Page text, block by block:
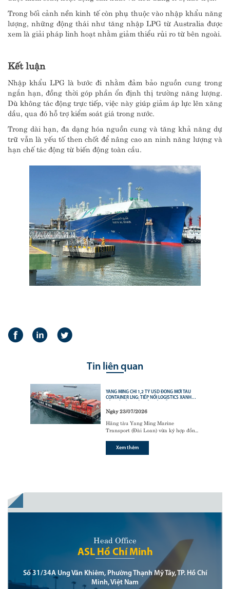
Trong bối cảnh nền kinh tế còn phụ thuộc vào nhập khẩu năng
lượng, những động thái như tăng nhập LPG từ Australia được
xem là giải pháp linh hoạt nhằm giảm thiểu rủi ro từ bên ngoài.
Kết luận
Nhập khẩu LPG là bước đi nhằm đảm bảo nguồn cung trong
ngắn hạn, đồng thời góp phần ổn định thị trường năng lượng.
Dù không tác động trực tiếp, việc này giúp giảm áp lực lên xăng
dầu, qua đó hỗ trợ kiểm soát giá trong nước.
Trong dài hạn, đa dạng hóa nguồn cung và tăng khả năng dự
trữ vẫn là yếu tố then chốt để nâng cao an ninh năng lượng và
hạn chế tác động từ biến động toàn cầu.
Tin liên quan
YANG MING CHI 1,2 TỶ USD ĐÓNG MỚI TÀU
CONTAINER LNG: TIẾP NỐI LOGISTICS XANH
Ngày 23/07/2026
Hãng tàu Yang Ming Marine
Transport (Đài Loan) vừa ký hợp đồng
(Hàn Quốc) để đóng mới
container sử dụng động cơ nhiên liệu
Xem thêm
Head Office
ASL Hồ Chí Minh
Số 31/34A Ung Văn Khiêm, Phường Thạnh Mỹ Tây, TP. Hồ Chí
Minh, Việt Nam